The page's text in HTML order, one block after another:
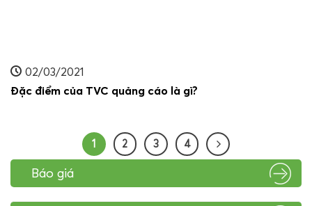
02/03/2021
Đặc điểm của TVC quảng cáo là gì?
1 2 3 4
Báo giá